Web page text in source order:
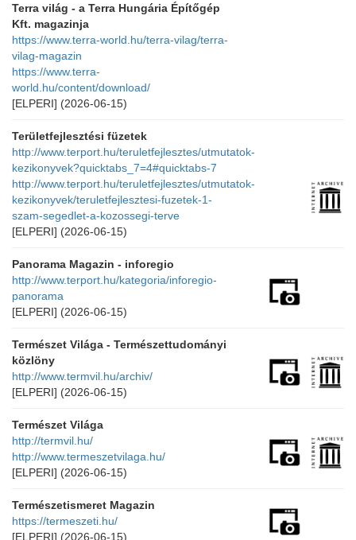
Terra világ - a Terra Hungária Építőgép
Kft. magazinja
https://www.terra-world.hu/terra-vilag/terra-
vilag-magazin
https://www.terra-
world.hu/content/download/
[ELPERI] (2026-06-15)
Területfejlesztési füzetek
http://www.terport.hu/teruletfejlesztes/utmutatok-
kezikonyvek?quicktabs_7=4#quicktabs-7
http://www.terport.hu/teruletfejlesztes/utmutatok-
kezikonyvek/teruletfejlesztesi-fuzetek-1-
szam-segedlet-a-kozossegi-terve
[ELPERI] (2026-06-15)
Panorama Magazin - inforegio
http://www.terport.hu/kategoria/inforegio-
panorama
[ELPERI] (2026-06-15)
Természet Világa - Természettudományi
közlöny
http://www.termvil.hu/archiv/
[ELPERI] (2026-06-15)
Természet Világa
http://termvil.hu/
http://www.termeszetvilaga.hu/
[ELPERI] (2026-06-15)
Természetismeret Magazin
https://termeszeti.hu/
[ELPERI] (2026-06-15)